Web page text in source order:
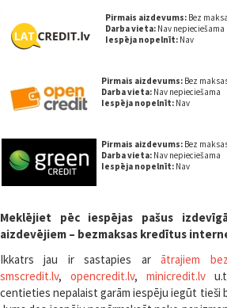
Pirmais aizdevums: Bez
Darba vieta: Nav nepieciešama
Iespēja nopelnīt: Nav
Pirmais aizdevums: Bez
Darba vieta: Nav nepieciešama
Iespēja nopelnīt: Nav
Pirmais aizdevums: Bez
Darba vieta: Nav nepieciešama
Iespēja nopelnīt: Nav
Meklējiet pēc iespējas pašus
aizdevējiem – bezmaksas kredītus
Ikkatrs jau ir sastapies arātrajiem
smscredit.lv,opencredit.lv,minicredit.lv
centieties nepalaist garām iespēju iegūt tieši